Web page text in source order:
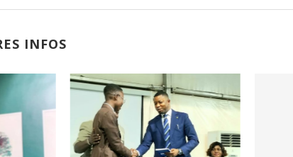
INFOS